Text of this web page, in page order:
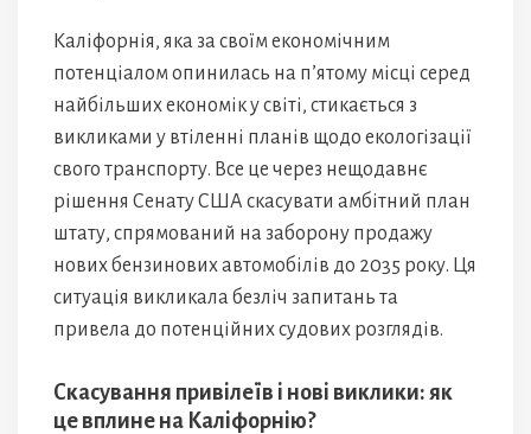
Каліфорнія, яка за своїм економічним
потенціалом опинилась на п’ятому місці серед
найбільших економік у світі, стикається з
викликами у втіленні планів щодо екологізації
свого транспорту. Все це через нещодавнє
рішення Сенату США скасувати амбітний план
штату, спрямований на заборону продажу
нових бензинових автомобілів до 2035 року. Ця
ситуація викликала безліч запитань та
привела до потенційних судових розглядів.
Скасування привілеїв і нові виклики: як
це вплине на Каліфорнію?